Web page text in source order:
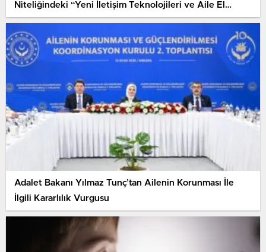
Niteliğindeki “Yeni İletişim Teknolojileri ve Aile El
Kitabı”nı Yayımladı.
Adalet Bakanı Yılmaz Tunç’tan Ailenin Korunması İle
İlgili Kararlılık Vurgusu